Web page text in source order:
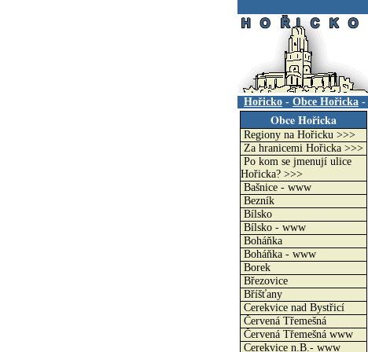
Hořicko - Obce Hořicka -
Obce Hořicka
Regiony na Hořicku >>>
Za hranicemi Hořicka >>>
Po kom se jmenují ulice
Hořicka? >>>
Bašnice - www
Bezník
Bílsko
Bílsko - www
Boháňka
Boháňka - www
Borek
Březovice
Bříšťany
Cerekvice nad Bystřicí
Červená Třemešná
Červená Třemešná www
Cerekvice n.B.- www